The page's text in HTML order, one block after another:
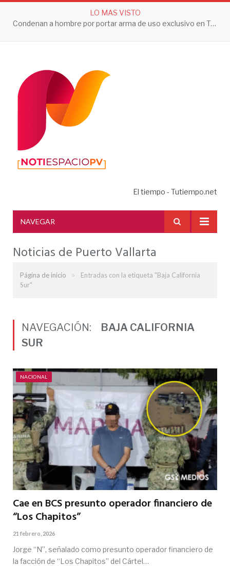
LO MAS VISTO
Condenan a hombre por portar arma de uso exclusivo en Tepic
El tiempo - Tutiempo.net
NAVEGAR
Noticias de Puerto Vallarta
Página de inicio »
Entradas con la etiqueta "Baja California
Sur"
NAVEGACIÓN:
BAJA CALIFORNIA
SUR
NACIONAL
Cae en BCS presunto operador financiero de
“Los Chapitos”
21 febrero, 2026
Jorge “N”, señalado como presunto operador financiero de
la facción de “Los Chapitos” del Cártel…